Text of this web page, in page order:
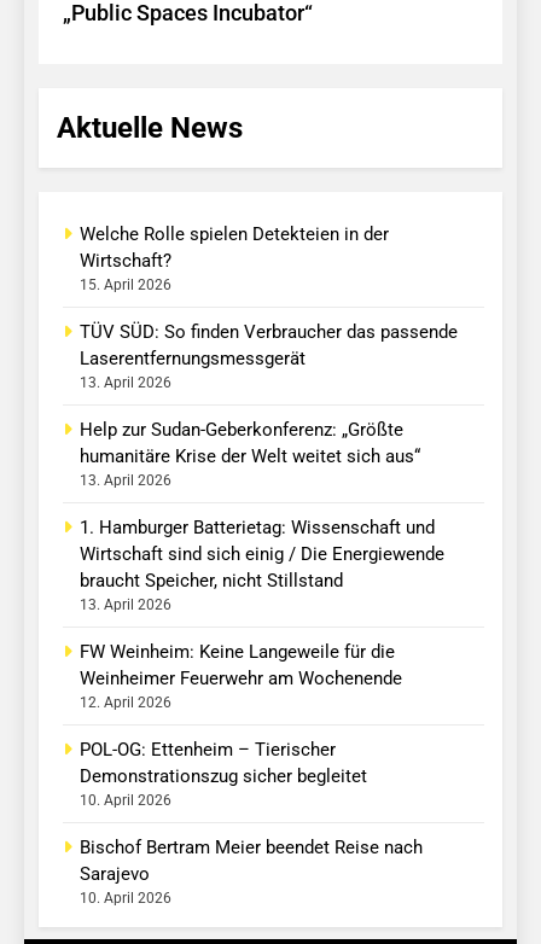
„Public Spaces Incubator“
Aktuelle News
Welche Rolle spielen Detekteien in der
Wirtschaft?
15. April 2026
TÜV SÜD: So finden Verbraucher das passende
Laserentfernungsmessgerät
13. April 2026
Help zur Sudan-Geberkonferenz: „Größte
humanitäre Krise der Welt weitet sich aus“
13. April 2026
1. Hamburger Batterietag: Wissenschaft und
Wirtschaft sind sich einig / Die Energiewende
braucht Speicher, nicht Stillstand
13. April 2026
FW Weinheim: Keine Langeweile für die
Weinheimer Feuerwehr am Wochenende
12. April 2026
POL-OG: Ettenheim – Tierischer
Demonstrationszug sicher begleitet
10. April 2026
Bischof Bertram Meier beendet Reise nach
Sarajevo
10. April 2026